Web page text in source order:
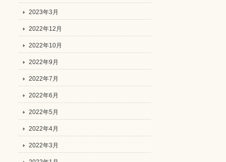
2023年3月
2022年12月
2022年10月
2022年9月
2022年7月
2022年6月
2022年5月
2022年4月
2022年3月